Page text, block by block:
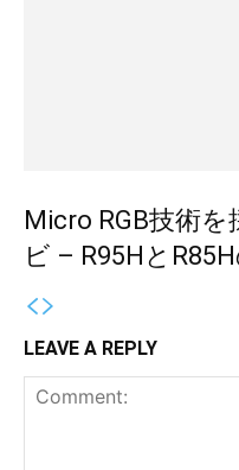
Micro RGB技術
ビ – R95Hと
LEAVE A REPLY